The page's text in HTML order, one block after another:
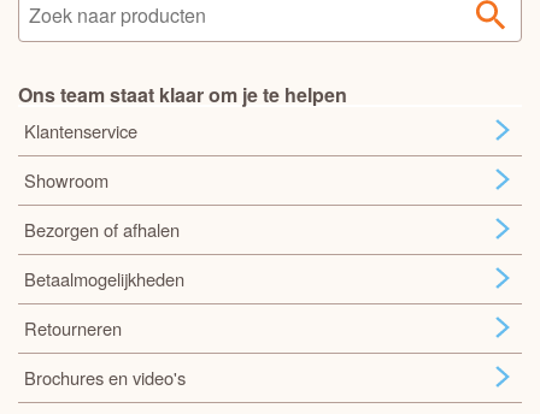
Ons team staat klaar om je te helpen
Klantenservice
Showroom
Bezorgen of afhalen
Betaalmogelijkheden
Retourneren
Brochures en video's